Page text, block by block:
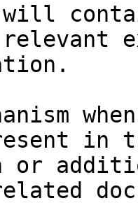
will
in